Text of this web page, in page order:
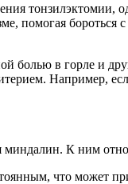
тонзилэктомии,
помогая бороться
болью в горле и
Например,
миндалин. К ним
что может